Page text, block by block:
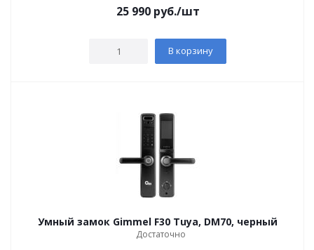
25 990руб./шт
В корзину
Умный замок Gimmel F30 Tuya, DM70, черный
Достаточно